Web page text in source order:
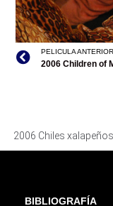
CHILES
PELICULA ANTERIOR
2006 Chiles xalapeños
BIBLIOGRAFÍA